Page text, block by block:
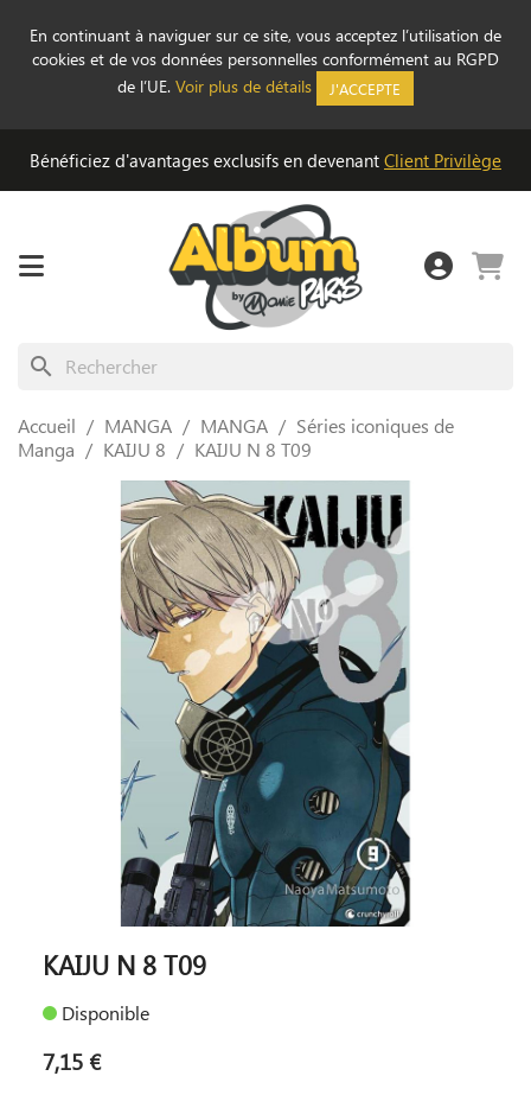
En continuant à naviguer sur ce site, vous acceptez l’utilisation de
cookies et de vos données personnelles conformément au RGPD
de l’UE. Voir plus de détails J'ACCEPTE
Bénéficiez d'avantages exclusifs en devenant Client Privilège
search
Accueil MANGA MANGA
Séries iconiques de
Manga
KAIJU 8 KAIJU N 8 T09
KAIJU N 8 T09
Disponible
7,15 €